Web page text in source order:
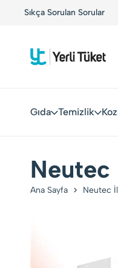
Sıkça Sorulan Sorular
Yerli
Gıda Temizlik
Ana Sayfa Neutec